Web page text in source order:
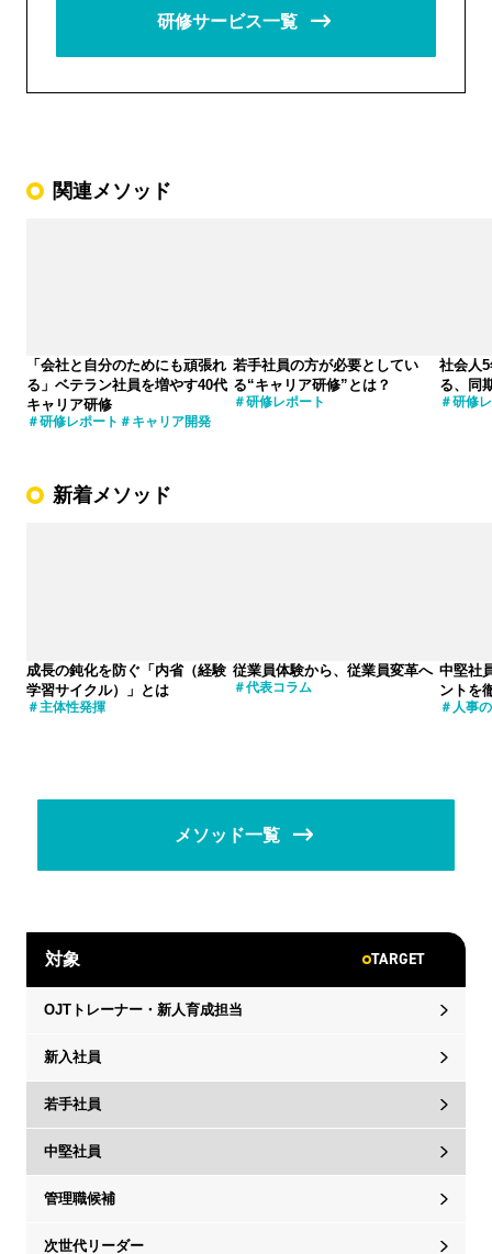
研修サービス一覧
関連メソッド
「会社と自分のためにも頑張れ
る」ベテラン社員を増やす40代
キャリア研修
研修レポート キャリア開発
若手社員の方が必要としてい
る“キャリア研修”とは？
研修レポート
社会人
る、同
研修
新着メソッド
成長の鈍化を防ぐ「内省（経験
学習サイクル）」とは
主体性発揮
従業員体験から、従業員変革へ
代表コラム
中堅社
ントを
人事
メソッド一覧
対象 TARGET
OJTトレーナー・新人育成担当
新入社員
若手社員
中堅社員
管理職候補
次世代リーダー